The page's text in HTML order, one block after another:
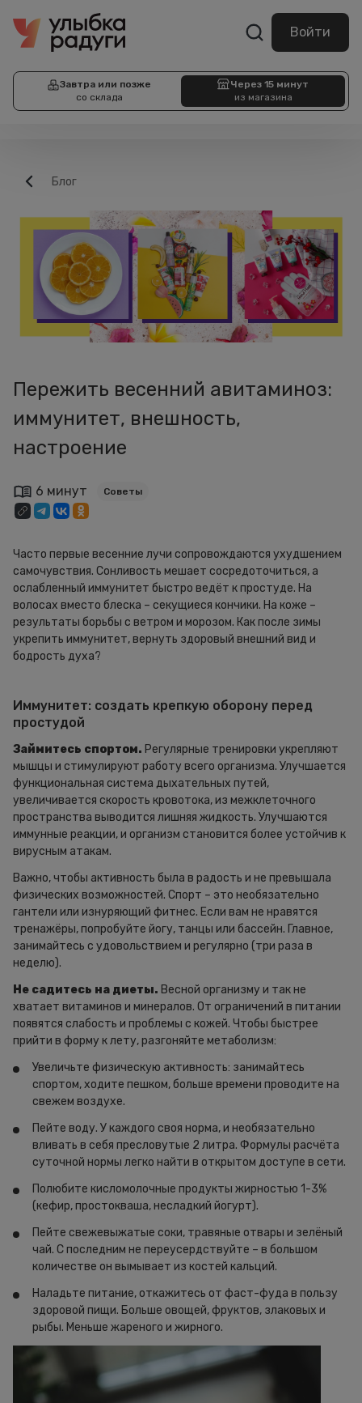
Войти
Завтра или позже
со склада
Через 15 минут
из магазина
Блог
Пережить весенний авитаминоз:
иммунитет, внешность,
настроение
6 минут Советы
Часто первые весенние лучи сопровождаются ухудшением
самочувствия. Сонливость мешает сосредоточиться, а
ослабленный иммунитет быстро ведёт к простуде. На
волосах вместо блеска – секущиеся кончики. На коже –
результаты борьбы с ветром и морозом. Как после зимы
укрепить иммунитет, вернуть здоровый внешний вид и
бодрость духа?
Иммунитет: создать крепкую оборону перед
простудой
Займитесь спортом. Регулярные тренировки укрепляют
мышцы и стимулируют работу всего организма. Улучшается
функциональная система дыхательных путей,
увеличивается скорость кровотока, из межклеточного
пространства выводится лишняя жидкость. Улучшаются
иммунные реакции, и организм становится более устойчив к
вирусным атакам.
Важно, чтобы активность была в радость и не превышала
физических возможностей. Спорт – это необязательно
гантели или изнуряющий фитнес. Если вам не нравятся
тренажёры, попробуйте йогу, танцы или бассейн. Главное,
занимайтесь с удовольствием и регулярно (три раза в
неделю).
Не садитесь на диеты. Весной организму и так не
хватает витаминов и минералов. От ограничений в питании
появятся слабость и проблемы с кожей. Чтобы быстрее
прийти в форму к лету, разгоняйте метаболизм:
Увеличьте физическую активность: занимайтесь
спортом, ходите пешком, больше времени проводите на
свежем воздухе.
Пейте воду. У каждого своя норма, и необязательно
вливать в себя пресловутые 2 литра. Формулы расчёта
суточной нормы легко найти в открытом доступе в сети.
Полюбите кисломолочные продукты жирностью 1-3%
(кефир, простокваша, несладкий йогурт).
Пейте свежевыжатые соки, травяные отвары и зелёный
чай. С последним не переусердствуйте – в большом
количестве он вымывает из костей кальций.
Наладьте питание, откажитесь от фаст-фуда в пользу
здоровой пищи. Больше овощей, фруктов, злаковых и
рыбы. Меньше жареного и жирного.